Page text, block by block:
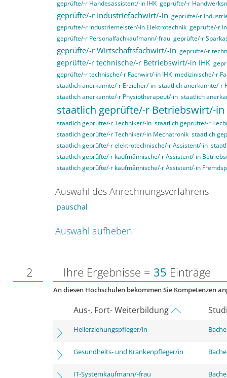
geprüfte/-r Handesassistent/-in IHK geprüfte/-r
geprüfte/-r Industriefachwirt/-in geprüfte/-r
geprüfte/-r Industriemeister/-in Elektrotechnik geprüfte/-r
geprüfte/-r Personalfachkaufmann/-frau geprüfte/-r
geprüfte/-r Wirtschaftsfachwirt/-in geprüfte/-r
geprüfte/-r technische/-r Betriebswirt/-in IHK
geprüfte/-r technische/-r Fachwirt/-in IHK medizinische/-r
staatlich anerkannte/-r Erzieher/-in staatlich anerkannte/-r
staatlich anerkannte/-r Physiotherapeut/-in staatlich
staatlich geprüfte/-r Betriebswirt/-in
staatlich geprüfte/-r Techniker/-in staatlich geprüfte/-r
staatlich geprüfte/-r Techniker/-in Mechatronik staatlich
staatlich geprüfte/-r elektrotechnische/-r Assistent/-in
staatlich geprüfte/-r kaufmännische/-r Assistent/-in
staatlich geprüfte/-r kaufmännische/-r Assistent/-in
Auswahl des Anrechnungsverfahrens
pauschal
Auswahl aufheben
2 Ihre Ergebnisse = 35 Einträge
An diesen Hochschulen bekommen Sie Kompetenzen
Aus-, Fort- Weiterbildung
Heilerziehungspfleger/in
Gesundheits- und Krankenpfleger/in
IT-Systemkaufmann/-frau